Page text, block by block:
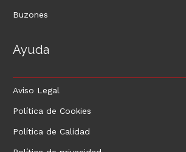
Buzones
Ayuda
Aviso Legal
Política de Cookies
Política de Calidad